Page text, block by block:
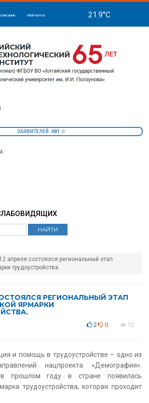
Web-почта
ЗАЯВИТЕЛЕЙ: 481
апреля состоялся региональный этап
трудоустройства.
РЕГИОНАЛЬНЫЙ ЭТАП
ЯРМАРКИ
2 0 53
и помощь в трудоустройстве – одно из
нацпроекта «‎Демография».
прошлом году в стране появилась
трудоустройства, которая проходит